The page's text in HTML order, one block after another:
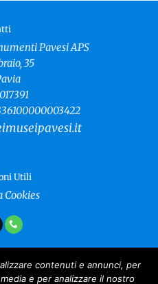
Pavesi APS
35
Utili
contenuti e annunci, per
e per analizzare il nostro